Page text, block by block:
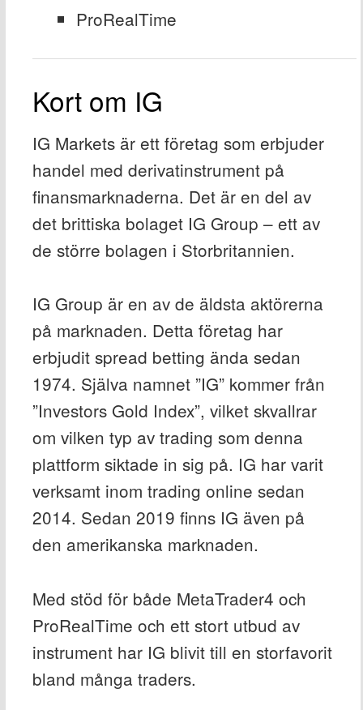
ProRealTime
Kort om IG
IG Markets är ett företag som erbjuder
handel med derivatinstrument på
finansmarknaderna. Det är en del av
det brittiska bolaget IG Group – ett av
de större bolagen i Storbritannien.
IG Group är en av de äldsta aktörerna
på marknaden. Detta företag har
erbjudit spread betting ända sedan
1974. Själva namnet ”IG” kommer från
”Investors Gold Index”, vilket skvallrar
om vilken typ av trading som denna
plattform siktade in sig på. IG har varit
verksamt inom trading online sedan
2014. Sedan 2019 finns IG även på
den amerikanska marknaden.
Med stöd för både MetaTrader4 och
ProRealTime och ett stort utbud av
instrument har IG blivit till en storfavorit
bland många traders.